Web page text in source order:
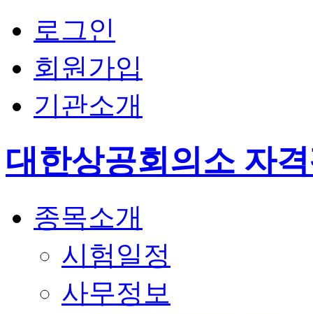
로그인
회원가입
기관소개
대한상공회의소 자
종목소개
시험일정
사무정보